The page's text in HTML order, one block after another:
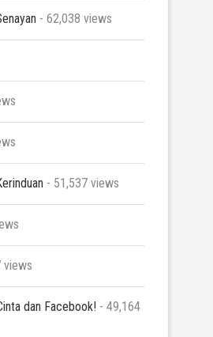
- 62,038 views
- 51,537 views
views
dan Facebook! - 49,164